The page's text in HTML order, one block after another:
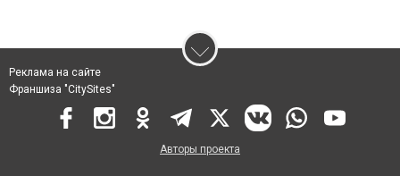
Реклама на сайте
Франшиза "CitySites"
Авторы проекта